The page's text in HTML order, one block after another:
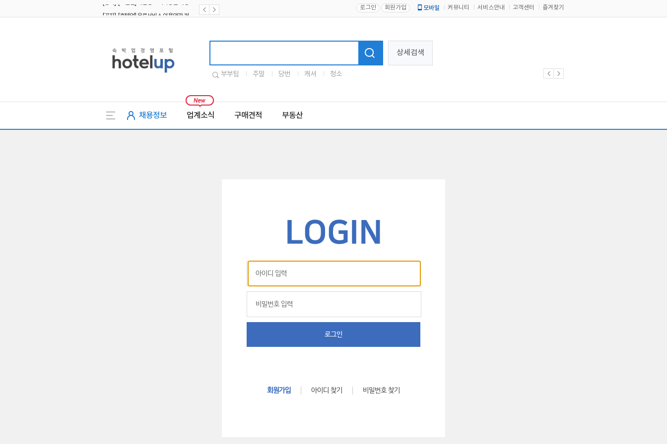
로그인 회원가입 모바일 커뮤니티 서비스안내 고객센터 즐겨찾기
상세검색
부부팀 주말 당번 캐셔 청소
채용정보 업계소식 구매견적 부동산
로그인
회원가입 아이디 찾기 비밀번호 찾기